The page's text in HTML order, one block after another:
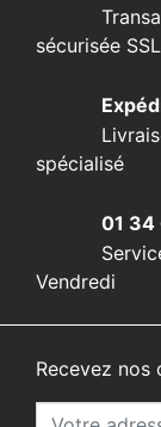
sécurisée SSL
spécialisé
01
Vendredi
Recevez nos